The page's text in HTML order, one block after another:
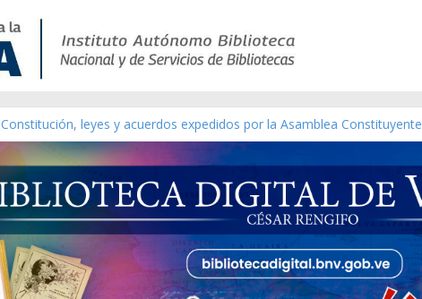
Catálogo temático de obras de Modesta Bor
Constitución, leyes y acuerdos expedidos por la Asamblea
Una Parálisis [material gráfico]
Modesta Bor Sánchez [material gráfico]
Gaceta Oficial de la República de Venezuela año CXXXIII Mes V, Caracas